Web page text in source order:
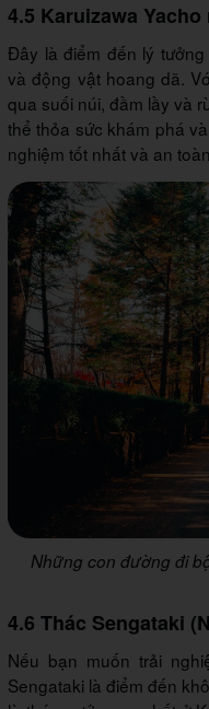
4.5 Karuizawa
Đây là điểm đến lý
và động vật hoang dã.
qua suối núi, đầm lầy và
thể thỏa sức khám phá
nghiệm tốt nhất và an
Những con đường đi
4.6 Thác Sengataki
Nếu bạn muốn trải
Sengataki là điểm đến